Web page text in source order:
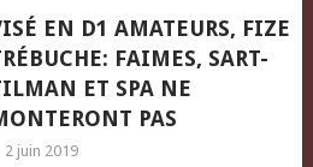
EN D1 AMATEURS, FIZE
FAIMES, SART-
ET SPA NE
PAS
2 juin 2019